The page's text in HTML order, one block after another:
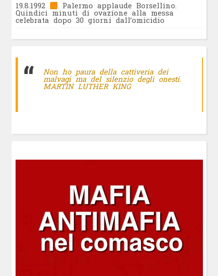
19.8.1992
Palermo applaude Borsellino.
Quindici minuti di ovazione alla messa
celebrata dopo 30 giorni dall’omicidio
Non ho paura della cattiveria dei
malvagi ma del silenzio degli onesti.
MARTIN LUTHER KING